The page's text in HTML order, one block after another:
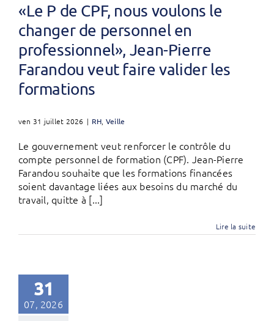
«Le P de CPF, nous voulons le
changer de personnel en
professionnel», Jean-Pierre
Farandou veut faire valider les
formations
ven 31 juillet 2026 | RH, Veille
Le gouvernement veut renforcer le contrôle du
compte personnel de formation (CPF). Jean-Pierre
Farandou souhaite que les formations financées
soient davantage liées aux besoins du marché du
travail, quitte à [...]
Lire la suite
31
07, 2026